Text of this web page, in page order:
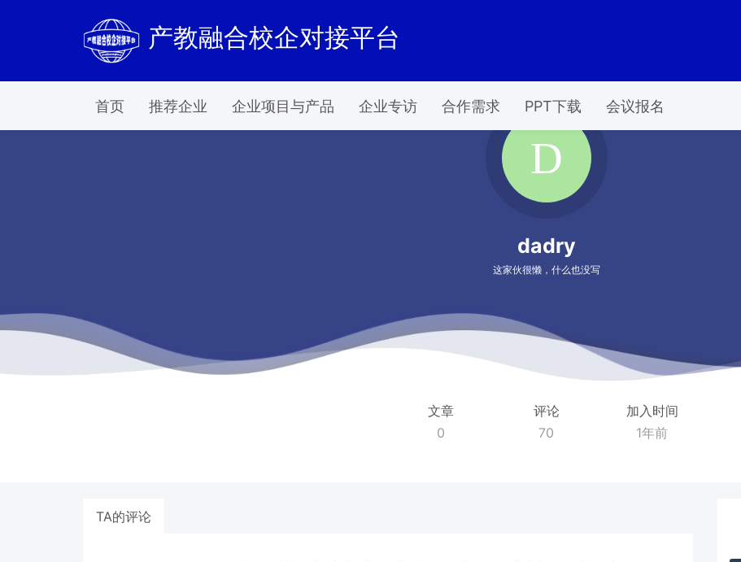
产教融合校企对接平台
首页 推荐企业 企业项目与产品 企业专访 合作需求 PPT下载 会议报名
dadry
这家伙很懒，什么也没写
文章
0
评论
70
加入时间
1年前
TA的评论